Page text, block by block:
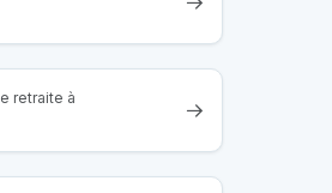
retraite à